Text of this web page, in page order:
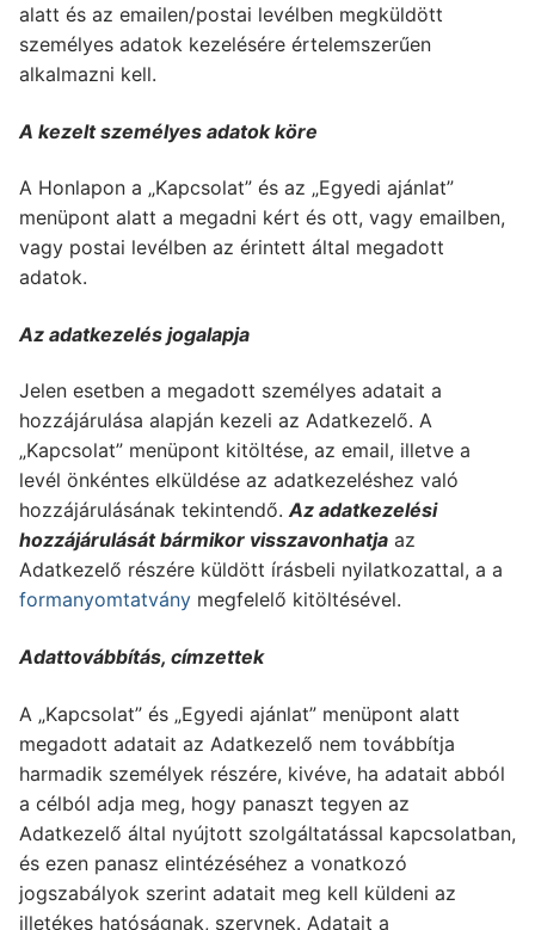
alatt és az emailen/postai levélben megküldött
személyes adatok kezelésére értelemszerűen
alkalmazni kell.
A kezelt személyes adatok köre
A Honlapon a „Kapcsolat” és az „Egyedi ajánlat”
menüpont alatt a megadni kért és ott, vagy emailben,
vagy postai levélben az érintett által megadott
adatok.
Az adatkezelés jogalapja
Jelen esetben a megadott személyes adatait a
hozzájárulása alapján kezeli az Adatkezelő. A
„Kapcsolat” menüpont kitöltése, az email, illetve a
levél önkéntes elküldése az adatkezeléshez való
hozzájárulásának tekintendő.Az adatkezelési
hozzájárulását bármikor visszavonhatja az
Adatkezelő részére küldött írásbeli nyilatkozattal, a a
formanyomtatvány megfelelő kitöltésével.
Adattovábbítás, címzettek
A „Kapcsolat” és „Egyedi ajánlat” menüpont alatt
megadott adatait az Adatkezelő nem továbbítja
harmadik személyek részére, kivéve, ha adatait abból
a célból adja meg, hogy panaszt tegyen az
Adatkezelő által nyújtott szolgáltatással kapcsolatban,
és ezen panasz elintézéséhez a vonatkozó
jogszabályok szerint adatait meg kell küldeni az
illetékes hatóságnak, szervnek. Adatait a